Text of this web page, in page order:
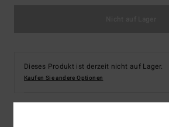
Dieses Produkt ist derzeit nicht auf Lager.
Kaufen Sie andere Optionen